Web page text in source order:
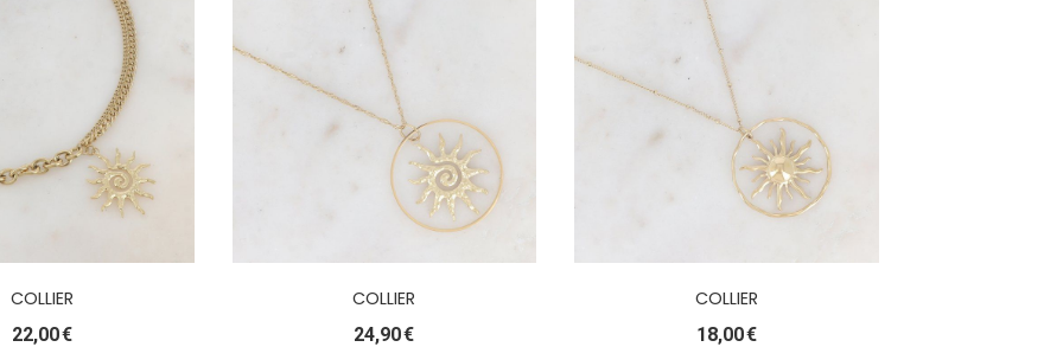
COLLIER
22,00€
COLLIER
24,90€
COLLIER
18,00€